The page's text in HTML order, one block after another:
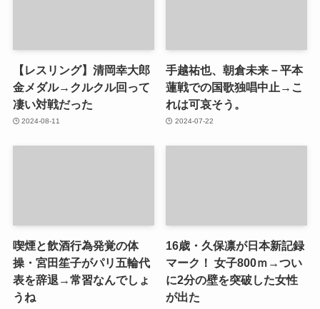
【レスリング】清岡幸大郎
金メダル→クルクル回って
凄い対戦だった
2024-08-11
手越祐也、朝倉未来－平本
蓮戦での国歌独唱中止→こ
れは可哀そう。
2024-07-22
喫煙と飲酒行為発覚の体
操・宮田笙子がパリ五輪代
表を辞退→常習なんでしょ
うね
16歳・久保凛が日本新記録
マーク！ 女子800ｍ→つい
に2分の壁を突破した女性
が出た